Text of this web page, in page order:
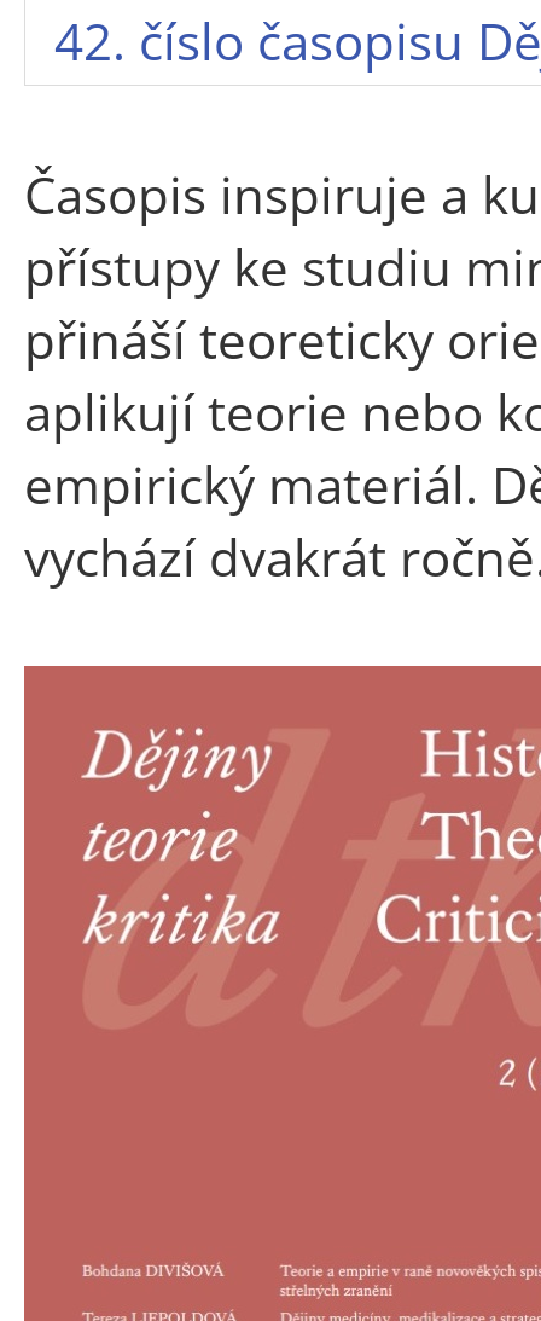
42. číslo časopisu
Časopis inspiruje a
přístupy ke studiu
přináší teoreticky
aplikují teorie nebo
empirický materiál.
vychází dvakrát